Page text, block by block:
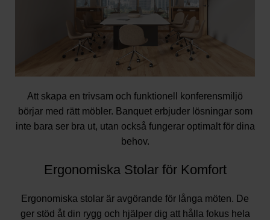
Att skapa en trivsam och funktionell konferensmiljö
börjar med rätt möbler. Banquet erbjuder lösningar som
inte bara ser bra ut, utan också fungerar optimalt för dina
behov.
Ergonomiska Stolar för Komfort
Ergonomiska stolar är avgörande för långa möten. De
ger stöd åt din rygg och hjälper dig att hålla fokus hela